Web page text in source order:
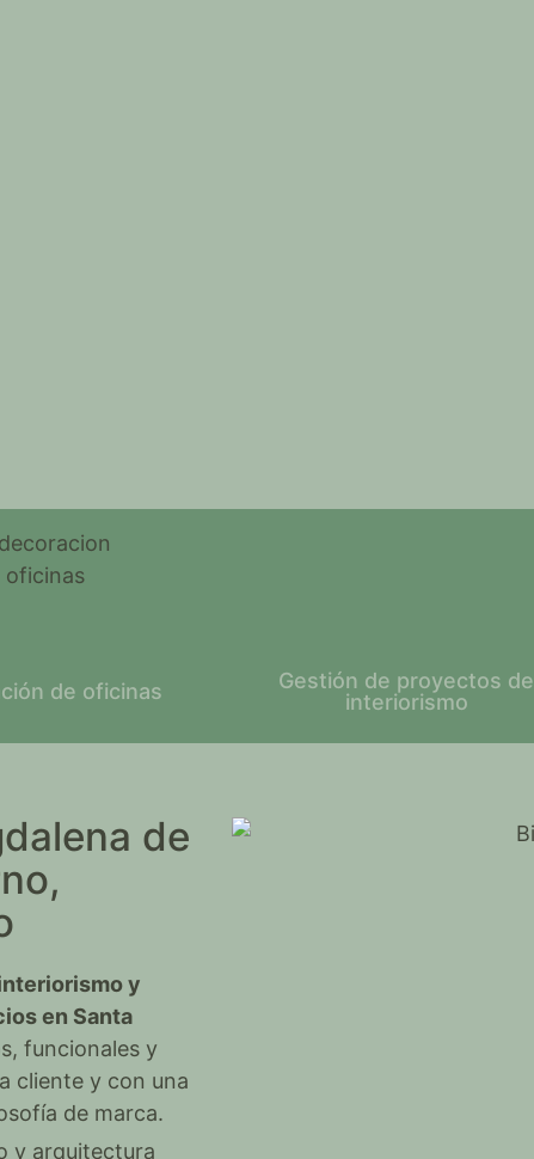
de oficinas
Gestión de proyectos de
interiorismo
de
y
en Santa
funcionales y
cliente y con una
de marca.
y arquitectura